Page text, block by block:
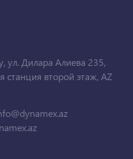
ул. Дилара Алиева 235,
второй этаж, AZ